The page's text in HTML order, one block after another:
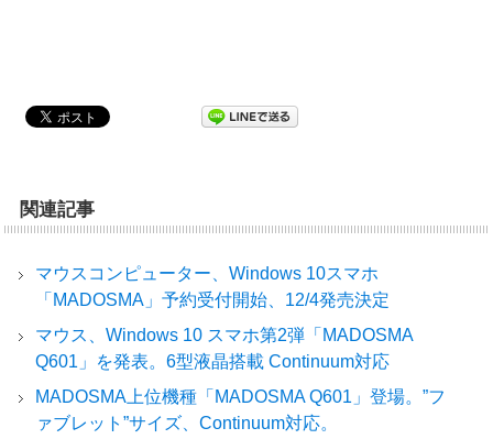
関連記事
マウスコンピューター、Windows 10スマホ
「MADOSMA」予約受付開始、12/4発売決定
マウス、Windows 10 スマホ第2弾「MADOSMA
Q601」を発表。6型液晶搭載 Continuum対応
MADOSMA上位機種「MADOSMA Q601」登場。”フ
ァブレット”サイズ、Continuum対応。